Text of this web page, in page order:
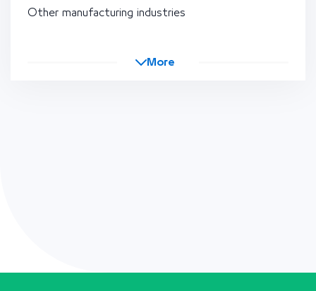
Other manufacturing industries
More